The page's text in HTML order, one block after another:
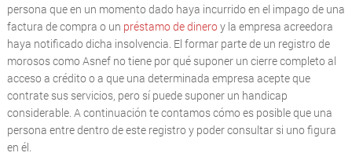
persona que en un momento dado haya incurrido en el impago de una
factura de compra o un préstamo de dinero y la empresa acreedora
haya notificado dicha insolvencia. El formar parte de un registro de
morosos como Asnef no tiene por qué suponer un cierre completo al
acceso a crédito o a que una determinada empresa acepte que
contrate sus servicios, pero sí puede suponer un handicap
considerable. A continuación te contamos cómo es posible que una
persona entre dentro de este registro y poder consultar si uno figura
en él.